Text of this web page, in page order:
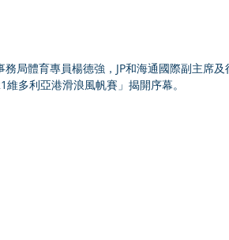
局體育專員楊德強，JP和海通國際副主席及
維多利亞港滑浪風帆賽」揭開序幕。